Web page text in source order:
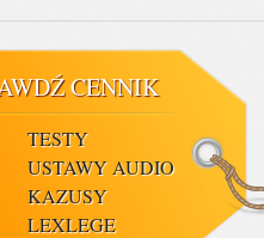
CENNIK
TESTY
USTAWY AUDIO
KAZUSY
LEXLEGE